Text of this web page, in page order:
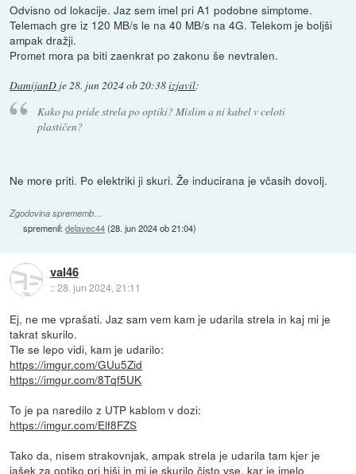
Odvisno od lokacije. Jaz sem imel pri A1 podobne simptome.
Telemach gre iz 120 MB/s le na 40 MB/s na 4G. Telekom je boljši
ampak dražji.
Promet mora pa biti zaenkrat po zakonu še nevtralen.
DamijanD je28. jun 2024 ob 20:38izjavil:
Kako pa pride strela po optiki? Mislim a ni kabel v celoti
plastičen?
Ne more priti. Po elektriki ji skuri. Že inducirana je včasih dovolj.
Zgodovina sprememb…
spremenil:delavec44(28. jun 2024 ob 21:04)
val46
::28. jun 2024, 21:11
Ej, ne me vprašati. Jaz sam vem kam je udarila strela in kaj mi je
takrat skurilo.
Tle se lepo vidi, kam je udarilo:
https://imgur.com/GUu5Zid
https://imgur.com/8Tqf5UK
To je pa naredilo z UTP kablom v dozi:
https://imgur.com/Elf8FZS
Tako da, nisem strakovnjak, ampak strela je udarila tam kjer je
jašek za optiko pri hiši in mi je skurilo čisto vse, kar je imelo